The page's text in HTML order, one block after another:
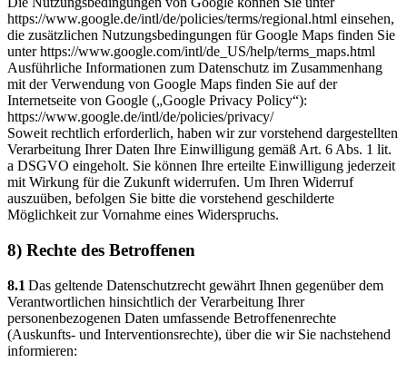
https://www.google.de/intl/de/policies/terms/regional.html einsehen,
die zusätzlichen Nutzungsbedingungen für Google Maps finden Sie
unter https://www.google.com/intl/de_US/help/terms_maps.html
Ausführliche Informationen zum Datenschutz im Zusammenhang
mit der Verwendung von Google Maps finden Sie auf der
Internetseite von Google („Google Privacy Policy“):
https://www.google.de/intl/de/policies/privacy/
Soweit rechtlich erforderlich, haben wir zur vorstehend dargestellten
Verarbeitung Ihrer Daten Ihre Einwilligung gemäß Art. 6 Abs. 1 lit.
a DSGVO eingeholt. Sie können Ihre erteilte Einwilligung jederzeit
mit Wirkung für die Zukunft widerrufen. Um Ihren Widerruf
auszuüben, befolgen Sie bitte die vorstehend geschilderte
Möglichkeit zur Vornahme eines Widerspruchs.
8) Rechte des Betroffenen
8.1 Das geltende Datenschutzrecht gewährt Ihnen gegenüber dem
Verantwortlichen hinsichtlich der Verarbeitung Ihrer
personenbezogenen Daten umfassende Betroffenenrechte
(Auskunfts- und Interventionsrechte), über die wir Sie nachstehend
informieren: